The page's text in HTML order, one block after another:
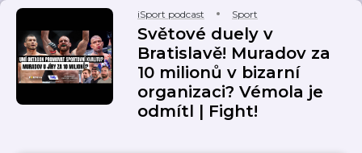
iSport podcast Sport
Světové duely v
Bratislavě! Muradov za
10 milionů v bizarní
organizaci? Vémola je
odmítl | Fight!